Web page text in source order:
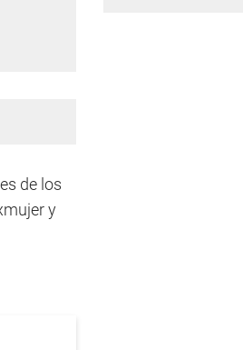
de los
y